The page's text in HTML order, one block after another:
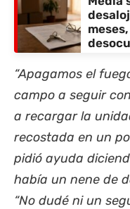
“Apagamos el
campo a seguir
a recargar la
recostada en un
pidió ayuda
había un nene de
“No dudé ni un